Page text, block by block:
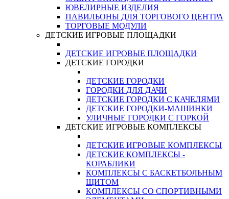
ЮВЕЛИРНЫЕ ИЗДЕЛИЯ
ПАВИЛЬОНЫ ДЛЯ ТОРГОВОГО ЦЕНТРА
ТОРГОВЫЕ МОДУЛИ
ДЕТСКИЕ ИГРОВЫЕ ПЛОЩАДКИ
ДЕТСКИЕ ИГРОВЫЕ ПЛОЩАДКИ
ДЕТСКИЕ ГОРОДКИ
ДЕТСКИЕ ГОРОДКИ
ГОРОДКИ ДЛЯ ДАЧИ
ДЕТСКИЕ ГОРОДКИ С КАЧЕЛЯМИ
ДЕТСКИЕ ГОРОДКИ-МАШИНКИ
УЛИЧНЫЕ ГОРОДКИ С ГОРКОЙ
ДЕТСКИЕ ИГРОВЫЕ КОМПЛЕКСЫ
ДЕТСКИЕ ИГРОВЫЕ КОМПЛЕКСЫ
ДЕТСКИЕ КОМПЛЕКСЫ -
КОРАБЛИКИ
КОМПЛЕКСЫ С БАСКЕТБОЛЬНЫМ
ЩИТОМ
КОМПЛЕКСЫ СО СПОРТИВНЫМИ